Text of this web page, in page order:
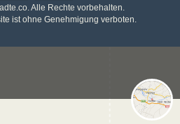
Alle Rechte vorbehalten.
ist ohne Genehmigung verboten.